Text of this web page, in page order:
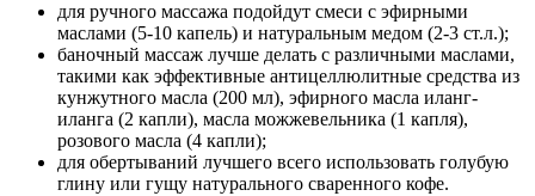
для ручного массажа подойдут смеси с эфирными
маслами (5-10 капель) и натуральным медом (2-3 ст.л.);
баночный массаж лучше делать с различными маслами,
такими как эффективные антицеллюлитные средства из
кунжутного масла (200 мл), эфирного масла иланг-
иланга (2 капли), масла можжевельника (1 капля),
розового масла (4 капли);
для обертываний лучшего всего использовать голубую
глину или гущу натурального сваренного кофе.